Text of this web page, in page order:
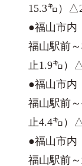
15.3㌔）
●福山市内
福山駅前
止1.9㌔）
●福山市内
福山駅前
止4.4㌔）
●福山市内
福山駅前